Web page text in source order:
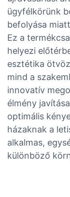
ügyfélkörünk
befolyása
Ez a
helyezi
esztétika
mind a
innovatív
élmény
optimális
házaknak a
alkalmas,
különböző